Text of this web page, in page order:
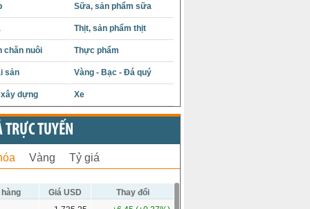
Sữa, sản phẩm sữa
Thịt, sản phẩm thịt
chăn nuôi Thực phẩm
sản Vàng - Bạc - Đá quý
dựng Xe
TRỰC TUYẾN
Vàng Tỷ giá
Giá USD
Thay đổi